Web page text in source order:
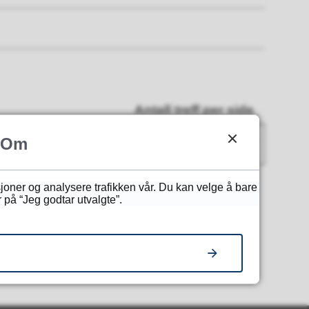
Antall treff per side
Om
og analysere trafikken vår. Du kan velge å bare
“Jeg godtar utvalgte”.